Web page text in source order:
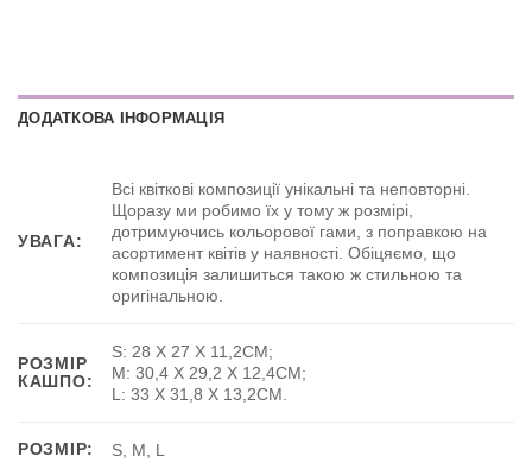
ДОДАТКОВА ІНФОРМАЦІЯ
УВАГА:
Всі квіткові композиції унікальні та неповторні.
Щоразу ми робимо їх у тому ж розмірі,
дотримуючись кольорової гами, з поправкою на
асортимент квітів у наявності. Обіцяємо, що
композиція залишиться такою ж стильною та
оригінальною.
РОЗМІР
КАШПО:
S: 28 Х 27 Х 11,2CМ;
M: 30,4 Х 29,2 Х 12,4СМ;
L: 33 Х 31,8 Х 13,2СМ.
РОЗМІР: S, M, L